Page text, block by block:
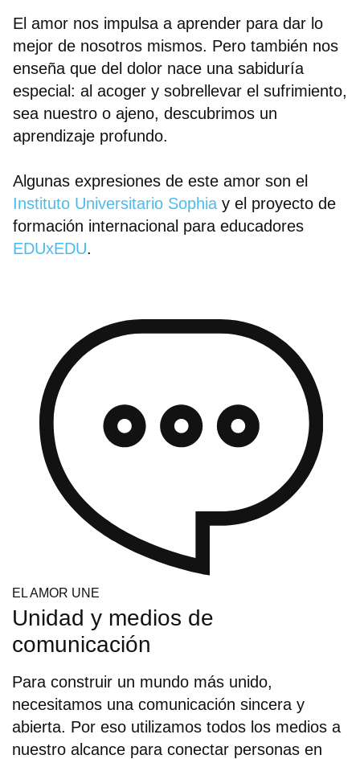
El amor nos impulsa a aprender para dar lo
mejor de nosotros mismos. Pero también nos
enseña que del dolor nace una sabiduría
especial: al acoger y sobrellevar el sufrimiento,
sea nuestro o ajeno, descubrimos un
aprendizaje profundo.
Algunas expresiones de este amor son el
Instituto Universitario Sophiay el proyecto de
formación internacional para educadores
EDUxEDU.
EL AMOR UNE
Unidad y medios de
comunicación
Para construir un mundo más unido,
necesitamos una comunicación sincera y
abierta. Por eso utilizamos todos los medios a
nuestro alcance para conectar personas en